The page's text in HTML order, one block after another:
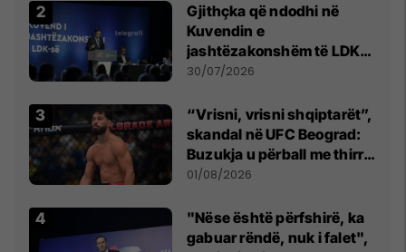
Gjithçka që ndodhi në
Kuvendin e
jashtëzakonshëm të LDK-
së
30/07/2026
“Vrisni, vrisni shqiptarët”,
skandal në UFC Beograd:
Buzukja u përball me thirrje
anti-shqiptare nga
01/08/2026
"Nëse është përfshirë, ka
gabuar rëndë, nuk i falet",